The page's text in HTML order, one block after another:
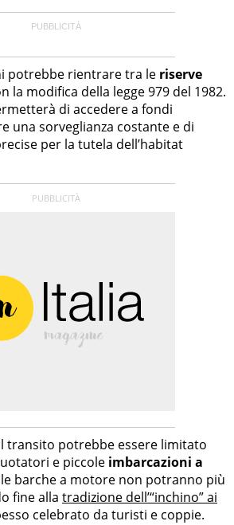
potrebbe rientrare tra le riserve
la modifica della legge 979 del 1982.
di accedere a fondi
una sorveglianza costante e di
per la tutela dell’habitat
transito potrebbe essere limitato
e piccole imbarcazioni a
barche a motore non potranno più
fine alla tradizione dell’“inchino” ai
celebrato da turisti e coppie.